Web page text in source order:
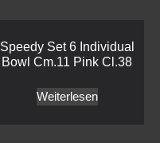
Speedy Set 6 Individual
Bowl Cm.11 Pink Cl.38
Weiterlesen